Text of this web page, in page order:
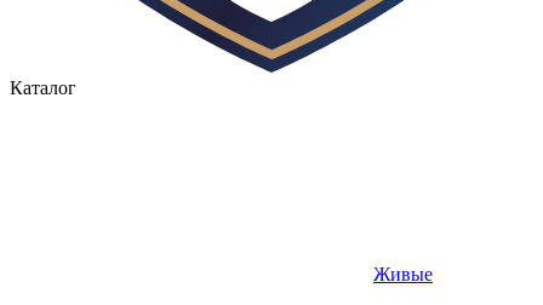
Каталог
Живые